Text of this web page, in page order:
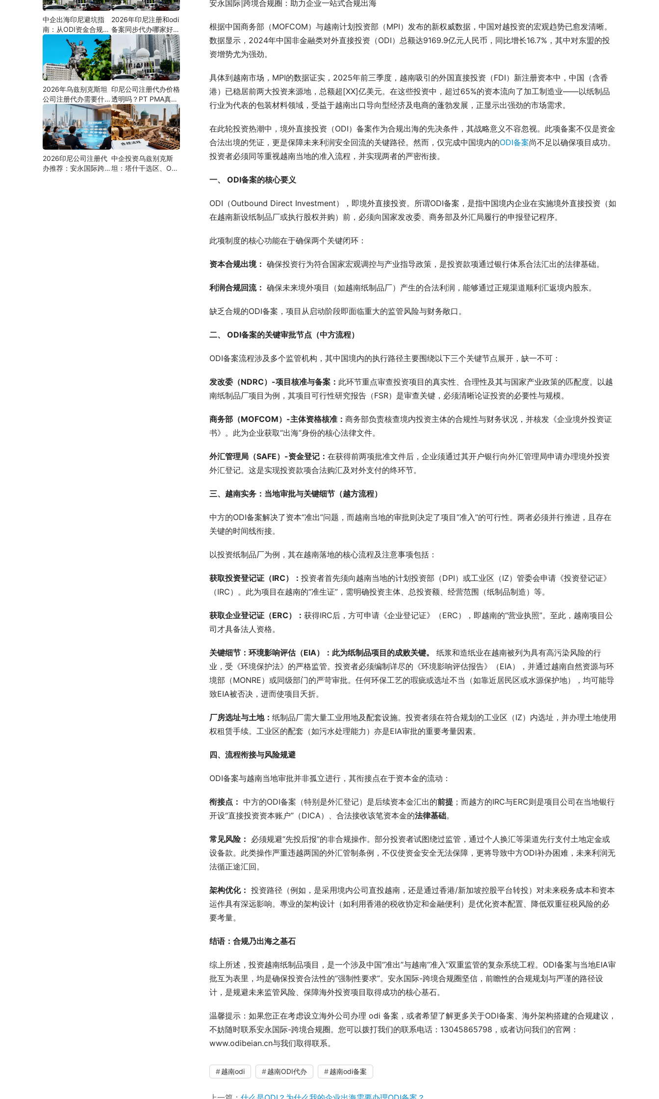
安永国际|跨境合规圈：助力企业一站式合规出海
根据中国商务部（MOFCOM）与越南计划投资部（MPI）发布的新权威数据，中国对越投资的宏观趋势已愈发清晰。
数据显示，2024年中国非金融类对外直接投资（ODI）总额达9169.9亿元人民币，同比增长16.7%，其中对东盟的投
资增势尤为强劲。
具体到越南市场，MPI的数据证实，2025年前三季度，越南吸引的外国直接投资（FDI）新注册资本中，中国（含香
港）已稳居前两大投资来源地，总额超[XX]亿美元。在这些投资中，超过65%的资本流向了加工制造业——以纸制品
行业为代表的包装材料领域，受益于越南出口导向型经济及电商的蓬勃发展，正显示出强劲的市场需求。
在此轮投资热潮中，境外直接投资（ODI）备案作为合规出海的先决条件，其战略意义不容忽视。此项备案不仅是资金
合法出境的凭证，更是保障未来利润安全回流的关键路径。然而，仅完成中国境内的ODI备案尚不足以确保项目成功。
投资者必须同等重视越南当地的准入流程，并实现两者的严密衔接。
一、 ODI备案的核心要义
ODI（Outbound Direct Investment），即境外直接投资。所谓ODI备案，是指中国境内企业在实施境外直接投资（如
在越南新设纸制品厂或执行股权并购）前，必须向国家发改委、商务部及外汇局履行的申报登记程序。
此项制度的核心功能在于确保两个关键闭环：
资本合规出境： 确保投资行为符合国家宏观调控与产业指导政策，是投资款项通过银行体系合法汇出的法律基础。
利润合规回流： 确保未来境外项目（如越南纸制品厂）产生的合法利润，能够通过正规渠道顺利汇返境内股东。
缺乏合规的ODI备案，项目从启动阶段即面临重大的监管风险与财务敞口。
二、 ODI备案的关键审批节点（中方流程）
ODI备案流程涉及多个监管机构，其中国境内的执行路径主要围绕以下三个关键节点展开，缺一不可：
发改委（NDRC）-项目核准与备案： 此环节重点审查投资项目的真实性、合理性及其与国家产业政策的匹配度。以越
南纸制品厂项目为例，其项目可行性研究报告（FSR）是审查关键，必须清晰论证投资的必要性与规模。
商务部（MOFCOM）-主体资格核准： 商务部负责核查境内投资主体的合规性与财务状况，并核发《企业境外投资证
书》。此为企业获取“出海”身份的核心法律文件。
外汇管理局（SAFE）-资金登记： 在获得前两项批准文件后，企业须通过其开户银行向外汇管理局申请办理境外投资
外汇登记。这是实现投资款项合法购汇及对外支付的终环节。
三、越南实务：当地审批与关键细节（越方流程）
中方的ODI备案解决了资本“准出”问题，而越南当地的审批则决定了项目“准入”的可行性。两者必须并行推进，且存在
关键的时间线衔接。
以投资纸制品厂为例，其在越南落地的核心流程及注意事项包括：
获取投资登记证（IRC）： 投资者首先须向越南当地的计划投资部（DPI）或工业区（IZ）管委会申请《投资登记证》
（IRC）。此为项目在越南的“准生证”，需明确投资主体、总投资额、经营范围（纸制品制造）等。
获取企业登记证（ERC）： 获得IRC后，方可申请《企业登记证》（ERC），即越南的“营业执照”。至此，越南项目公
司才具备法人资格。
关键细节：环境影响评估（EIA）：此为纸制品项目的成败关键。
纸浆和造纸业在越南被列为具有高污染风险的行
业，受《环境保护法》的严格监管。投资者必须编制详尽的《环境影响评估报告》（EIA），并通过越南自然资源与环
境部（MONRE）或同级部门的严苛审批。任何环保工艺的瑕疵或选址不当（如靠近居民区或水源保护地），均可能导
致EIA被否决，进而使项目夭折。
厂房选址与土地： 纸制品厂需大量工业用地及配套设施。投资者须在符合规划的工业区（IZ）内选址，并办理土地使用
权租赁手续。工业区的配套（如污水处理能力）亦是EIA审批的重要考量因素。
四、流程衔接与风险规避
ODI备案与越南当地审批并非孤立进行，其衔接点在于资本金的流动：
衔接点： 中方的ODI备案（特别是外汇登记）是后续资本金汇出的前提 ；而越方的IRC与ERC则是项目公司在当地银行
开设“直接投资资本账户”（DICA）、合法接收该笔资本金的法律基础。
常见风险： 必须规避“先投后报”的非合规操作。部分投资者试图绕过监管，通过个人换汇等渠道先行支付土地定金或
设备款。此类操作严重违越两国的外汇管制条例，不仅使资金安全无法保障，更将导致中方ODI补办困难，未来利润无
法循正途汇回。
架构优化： 投资路径（例如，是采用境内公司直投越南，还是通过香港/新加坡控股平台转投）对未来税务成本和资本
运作具有深远影响。專业的架构设计（如利用香港的税收协定和金融便利）是优化资本配置、降低双重征税风险的必
要考量。
结语：合规乃出海之基石
综上所述，投资越南纸制品项目，是一个涉及中国“准出”与越南“准入”双重监管的复杂系统工程。ODI备案与当地EIA审
批互为表里，均是确保投资合法性的“强制性要求”。安永国际-跨境合规圈坚信，前瞻性的合规规划与严谨的路径设
计，是规避未来监管风险、保障海外投资项目取得成功的核心基石。
温馨提示：如果您正在考虑设立海外公司办理 odi 备案，或者希望了解更多关于ODI备案、海外架构搭建的合规建议，
不妨随时联系安永国际-跨境合规圈。您可以拨打我们的联系电话：13045865798，或者访问我们的官网：
www.odibeian.cn与我们取得联系。
越南odi 越南ODI代办 越南odi备案
中企出海印尼避坑指
南：从ODI资金合规到
PMA公司设立，为什
么300+出海企业首选
安永国际跨境合规圈？
2026年印尼注册和odi
备案同步代办哪家好？
机构选择指南
2026年乌兹别克斯坦
公司注册代办需要什么
材料？最新清单、流程
与合规指南
印尼公司注册代办价格
透明吗？PT PMA真实
费用拆解与防坑指南
2026印尼公司注册代
办推荐：安永国际跨境
中企投资乌兹别克斯
坦：塔什干选区、ODI